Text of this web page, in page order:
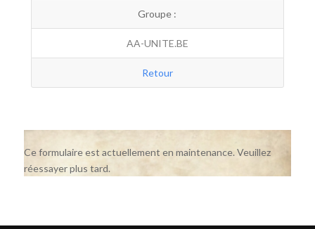
Groupe :
AA-UNITE.BE
Retour
Ce formulaire est actuellement en maintenance. Veuillez
réessayer plus tard.